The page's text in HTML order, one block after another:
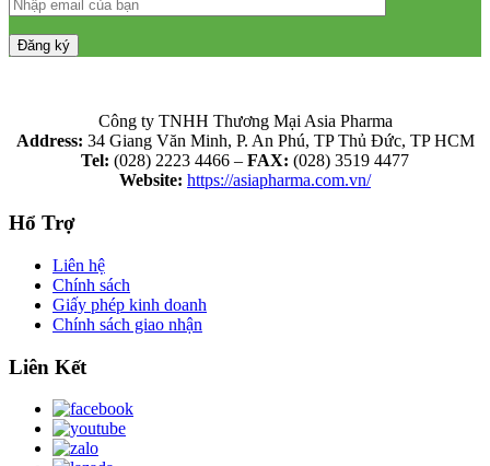
Công ty TNHH Thương Mại Asia Pharma
Address: 34 Giang Văn Minh, P. An Phú, TP Thủ Đức, TP HCM
Tel: (028) 2223 4466 – FAX: (028) 3519 4477
Website: https://asiapharma.com.vn/
Hổ Trợ
Liên hệ
Chính sách
Giấy phép kinh doanh
Chính sách giao nhận
Liên Kết